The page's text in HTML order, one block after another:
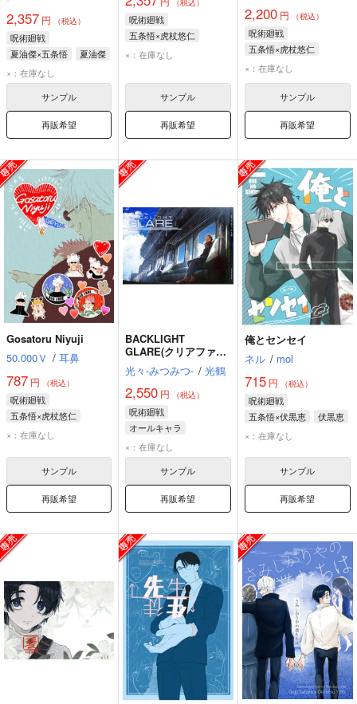
2,357 円 （税込）
呪術廻戦
夏油傑×五条悟
夏油傑
五条悟
×：在庫なし
サンプル
再販希望
（税込）
呪術廻戦
五条悟×虎杖悠仁
虎杖悠仁
×：在庫なし
サンプル
再販希望
2,200円 （税込）
呪術廻戦
五条悟×虎杖悠仁
五条悟
虎杖悠仁
×：在庫なし
サンプル
再販希望
Gosatoru Niyuji
50.000Ｖ / 耳鼻
787 円 （税込）
呪術廻戦
五条悟×虎杖悠仁
五条悟
虎杖悠仁
×：在庫なし
サンプル
再販希望
BACKLIGHT
GLARE(クリアファイ
ル付)
光々‐みつみつ‐ / 光鶴
2,550 円 （税込）
呪術廻戦
オールキャラ
虎杖悠仁
夏油傑
×：在庫なし
サンプル
再販希望
俺とセンセイ
ネル / mol
715円 （税込）
呪術廻戦
五条悟×伏黒恵
伏黒恵
五条悟
×：在庫なし
サンプル
再販希望